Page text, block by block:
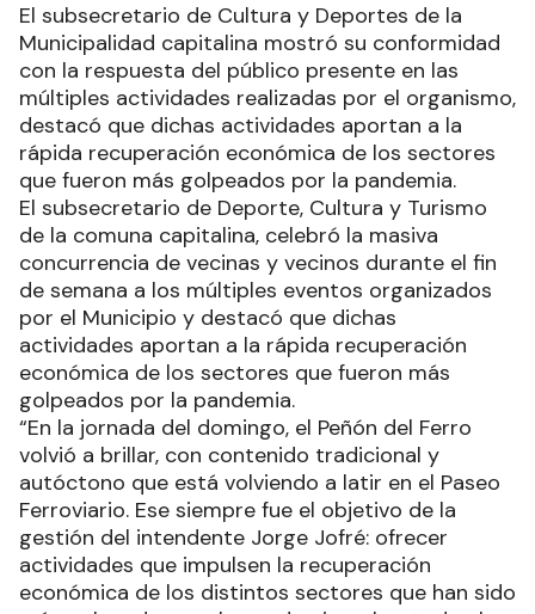
El subsecretario de Cultura y Deportes de la
Municipalidad capitalina mostró su conformidad
con la respuesta del público presente en las
múltiples actividades realizadas por el organismo,
destacó que dichas actividades aportan a la
rápida recuperación económica de los sectores
que fueron más golpeados por la pandemia.
El subsecretario de Deporte, Cultura y Turismo
de la comuna capitalina, celebró la masiva
concurrencia de vecinas y vecinos durante el fin
de semana a los múltiples eventos organizados
por el Municipio y destacó que dichas
actividades aportan a la rápida recuperación
económica de los sectores que fueron más
golpeados por la pandemia.
“En la jornada del domingo, el Peñón del Ferro
volvió a brillar, con contenido tradicional y
autóctono que está volviendo a latir en el Paseo
Ferroviario. Ese siempre fue el objetivo de la
gestión del intendente Jorge Jofré: ofrecer
actividades que impulsen la recuperación
económica de los distintos sectores que han sido